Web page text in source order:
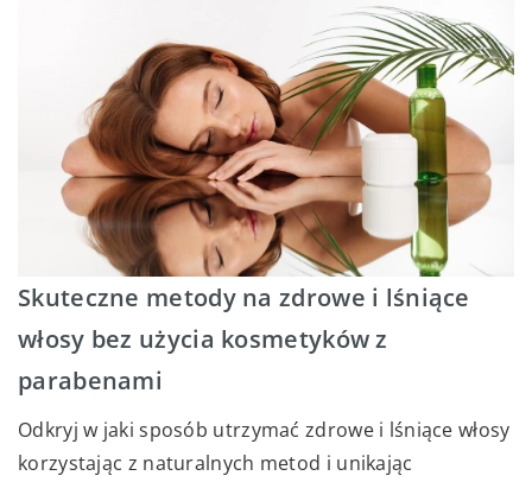
Skuteczne metody na zdrowe i lśniące
włosy bez użycia kosmetyków z
parabenami
Odkryj w jaki sposób utrzymać zdrowe i lśniące włosy
korzystając z naturalnych metod i unikając